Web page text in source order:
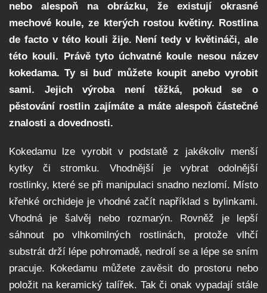
nebo alespoň na obrázku, že existují okrasné
mechové koule, ze kterých rostou květiny. Rostlina
de facto v této kouli žije. Není tedy v květináči, ale
této kouli. Právě tyto úchvatné koule nesou název
kokedama. Ty si buď můžete koupit anebo vyrobit
sami. Jejich výroba není těžká, pokud se o
pěstování rostlin zajímáte a máte alespoň částečné
znalosti a dovednosti.
Kokedamu lze vyrobit v podstatě z jakékoliv menší
kytky či stromku. Vhodnější je vybrat odolnější
rostlinky, které se při manipulaci snadno nezlomí. Místo
křehké orchideje je vhodné začít například s bylinkami.
Vhodná je šalvěj nebo rozmarýn. Rovněž je lepší
sáhnout po vlhkomilných rostlinách, protože vlhčí
substrát drží lépe pohromadě, nedrolí se a lépe se sním
pracuje. Kokedamu můžete zavěsit do prostoru nebo
položit na keramický talířek. Tak či onak vypadají stále